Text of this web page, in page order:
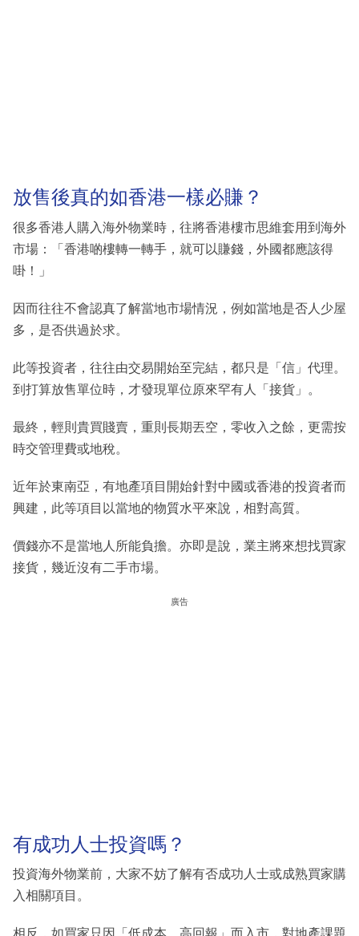
放售後真的如香港一樣必賺？
很多香港人購入海外物業時，往將香港樓市思維套用到海外
市場：「香港啲樓轉一轉手，就可以賺錢，外國都應該得
啩！」
因而往往不會認真了解當地市場情況，例如當地是否人少屋
多，是否供過於求。
此等投資者，往往由交易開始至完結，都只是「信」代理。
到打算放售單位時，才發現單位原來罕有人「接貨」。
最終，輕則貴買賤賣，重則長期丟空，零收入之餘，更需按
時交管理費或地稅。
近年於東南亞，有地產項目開始針對中國或香港的投資者而
興建，此等項目以當地的物質水平來說，相對高質。
價錢亦不是當地人所能負擔。亦即是說，業主將來想找買家
接貨，幾近沒有二手市場。
廣告
有成功人士投資嗎？
投資海外物業前，大家不妨了解有否成功人士或成熟買家購
入相關項目。
相反，如買家只因「低成本、高回報」而入市，對地產課題